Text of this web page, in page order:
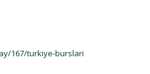
167/turkiye-burslari